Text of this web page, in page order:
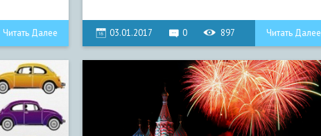
Читать Далее 03.01.2017 0 897 Читать Далее